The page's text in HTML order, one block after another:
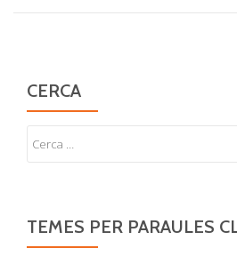
CERCA
TEMES PER PARAULES